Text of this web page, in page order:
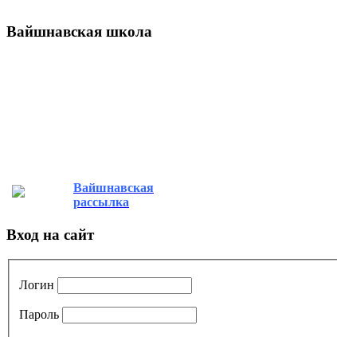
Вайшнавская школа
Вайшнавская
рассылка
Вход на сайт
Логин
Пароль